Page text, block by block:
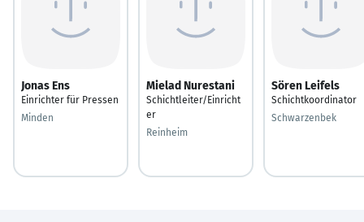
Jonas Ens
Einrichter für Pressen
Minden
Mielad Nurestani
Schichtleiter/Einricht
er
Reinheim
Sören Leifels
Schichtkoordinator
Schwarzenbek